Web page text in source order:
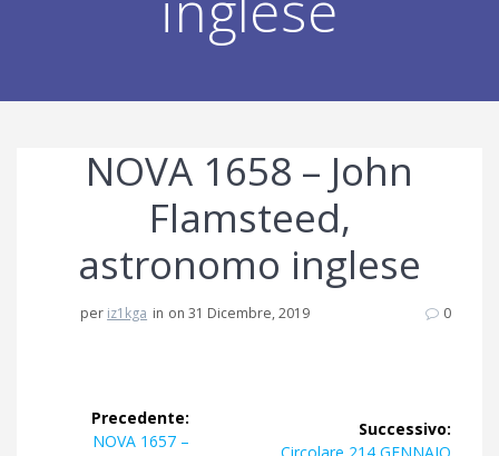
NOVA 1658 – John
Flamsteed,
astronomo inglese
per iz1kga in on 31 Dicembre, 2019 0
Navigazione
Precedente:
Articolo
NOVA 1657 –
Successivo:
Articolo